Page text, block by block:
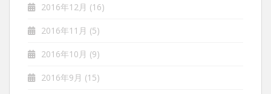
2016年12月 (16)
2016年11月 (5)
2016年10月 (9)
2016年9月 (15)